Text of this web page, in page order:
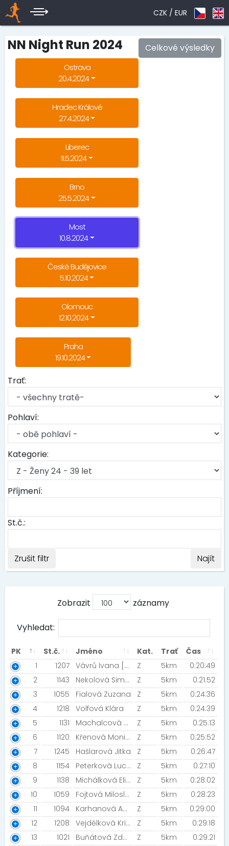
CZK / EUR
Celkové výsledky
NN Night Run 2024
Ostrava
20.4.2024
Hradec Králové
27.4.2024
Liberec
11.5.2024
Brno
25.5.2024
Most
10.8.2024
České Budějovice
5.10.2024
Olomouc
12.10.2024
Praha
19.10.2024
Trať:
Pohlaví:
Kategorie:
Příjmení:
St.č.:
Zrušit filtr Najít
Zobrazit záznamy
Vyhledat:
PK St.č. Jméno Kat. Trať
Čas
1
1207 Vávrů Ivana [TJ VTŽ Chomutov] Z 5km
0:20:49
2
1143 Nekolová Simona [Night run team] Z 5km
0:21:52
3
1055 Fialová Zuzana Z 5km
0:24:36
4
1218 Volfová Klára Z 5km
0:24:39
5
1131 Machalcová Kateřina [MIZUNO TEAM] Z 5km
0:25:13
6
1120 Křenová Monika [Night run team / Mizuno team] Z 5km
0:25:52
7
1245 Hašlarová Jitka Z 5km
0:26:47
8
1154 Peterková Lucie Z 5km
0:27:10
9
1138 Michálková Eliška Z 5km
0:28:02
10
1059 Fojtová Miloslava [MIZUNO TEAM] Z 5km
0:28:23
11
1094 Karhanová Aneta Z 5km
0:29:00
12
1208 Vejdělková Kristýna Z 5km
0:29:18
13
1021 Buňátová Zdeňka Z 5km
0:29:21